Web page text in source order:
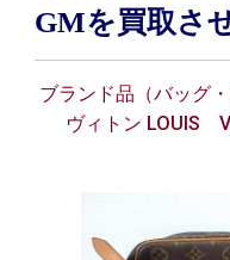
GMを買取さ
ブランド品（バッグ
ヴィトン LOUIS